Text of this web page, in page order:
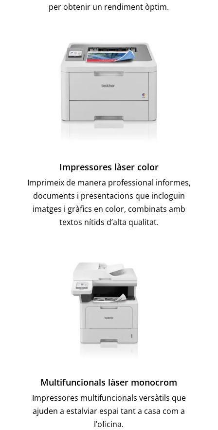
per obtenir un rendiment òptim.
Impressores làser color
Imprimeix de manera professional informes,
documents i presentacions que incloguin
imatges i gràfics en color, combinats amb
textos nítids d’alta qualitat.
Multifuncionals làser monocrom
Impressores multifuncionals versàtils que
ajuden a estalviar espai tant a casa com a
l’oficina.